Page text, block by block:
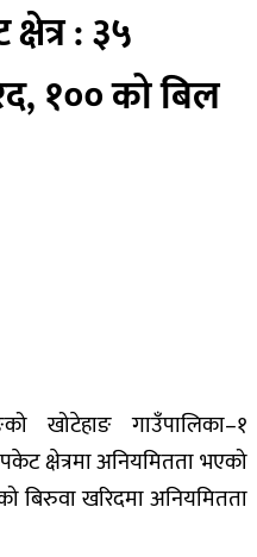
: ३५
१०० को बिल
खोटेहाङ गाउँपालिका–१
क्षेत्रमा अनियमितता भएको
बिरुवा खरिदमा अनियमितता